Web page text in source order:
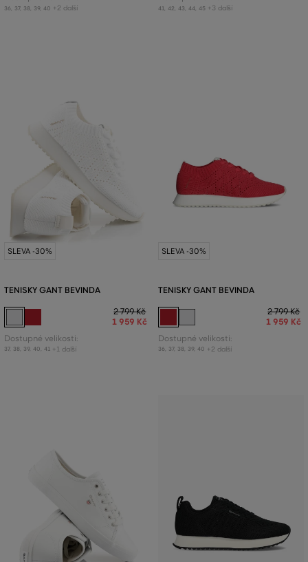
36 37, 38 39, 40 +2 další 41 42 43 44 45 +3 další
SLEVA -30%
TENISKY GANT BEVINDA
2 799 Kč
1 959 Kč
Dostupné velikosti:
37, 38 39, 40 41 +1 další
SLEVA -30%
TENISKY GANT BEVINDA
2 799 Kč
1 959 Kč
Dostupné velikosti:
36 37, 38 39, 40 +2 další